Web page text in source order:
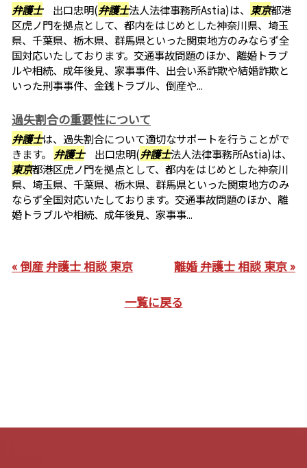
弁護士出口忠明(弁護士法人法律事務所Astia)は、 東京都港
区虎ノ門を拠点として、都内をはじめとした神奈川県、埼玉
県、千葉県、栃木県、群馬県といった関東地方のみならず全
国対応いたしております。交通事故問題のほか、離婚トラブ
ルや相続、成年後見、家事事件、出会い系詐欺や結婚詐欺と
いった刑事事件、金銭トラブル、倒産や...
過失割合の重要性について
弁護士は、過失割合について適切なサポートを行うことがで
きます。 弁護士出口忠明(弁護士法人法律事務所Astia)は、
東京都港区虎ノ門を拠点として、都内をはじめとした神奈川
県、埼玉県、千葉県、栃木県、群馬県といった関東地方のみ
ならず全国対応いたしております。交通事故問題のほか、離
婚トラブルや相続、成年後見、家事事...
« 倒産 弁護士 相談 東京 離婚 弁護士 相談 東京 »
一覧に戻る